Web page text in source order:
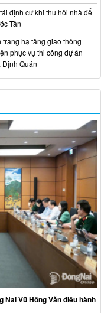
định cư khi thu hồi nhà để
Tân
hạ tầng giao thông
phục vụ thi công dự án
Định Quán
Vũ Hồng Văn điều hành